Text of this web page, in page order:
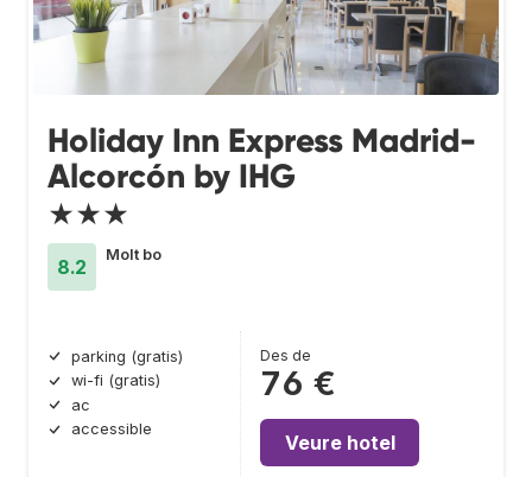
Holiday Inn Express Madrid-
Alcorcón by IHG
★★★
8.2
Molt bo
parking (gratis)
wi-fi (gratis)
ac
accessible
Des de
76 €
Veure hotel